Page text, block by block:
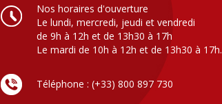
Nos horaires d'ouverture
Le lundi, mercredi, jeudi et vendredi
de 9h à 12h et de 13h30 à 17h
Le mardi de 10h à 12h et de 13h30 à 17h.
Téléphone : (+33) 800 897 730